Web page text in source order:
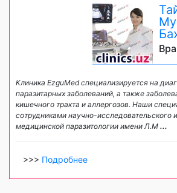
Клиника EzguMed специализируется на
паразитарных заболеваний, а также
кишечного тракта и аллергозов. Наши
сотрудниками научно-исследовательского
медицинской паразитологии имени Л.М ...
>>> Подробнее